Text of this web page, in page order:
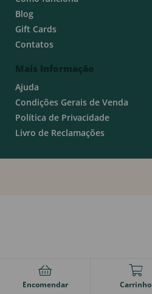
Blog
Gift Cards
Contatos
Mais Informação
Ajuda
Condições Gerais de Venda
Política de Privacidade
Livro de Reclamações
Encomendar Carrinho